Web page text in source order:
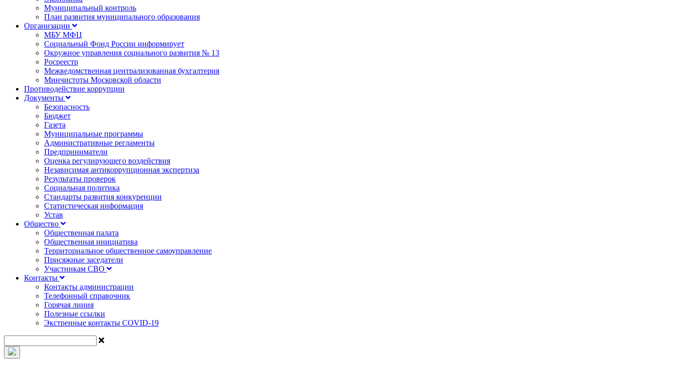
Муниципальный контроль
План развития муниципального образования
Организации
МБУ МФЦ
Социальный Фонд России информирует
Окружное управления социального развития № 13
Росреестр
Межведомственная централизованная бухгалтерия
Минчистоты Московской области
Противодействие коррупции
Документы
Безопасность
Бюджет
Газета
Муниципальные программы
Административные регламенты
Предприниматели
Оценка регулирующего воздействия
Независимая антикоррупционная экспертиза
Результаты проверок
Социальная политика
Стандарты развития конкуренции
Статистическая информация
Устав
Общество
Общественная палата
Общественная инициатива
Территориальное общественное самоуправление
Присяжные заседатели
Участникам СВО
Контакты
Контакты администрации
Телефонный справочник
Горячая линия
Полезные ссылки
Экстренные контакты COVID-19